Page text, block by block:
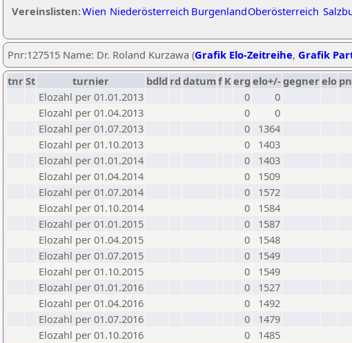
Vereinslisten:Wien Niederösterreich BurgenlandOberösterreich
Pnr:127515 Name: Dr. Roland Kurzawa (Grafik Elo-Zeitreihe, Grafik
tnrSt turnier bdld rd datumf Kerg elo+/-gegnerelo
Elozahl per 01.01.2013
0
0
Elozahl per 01.04.2013
0
0
Elozahl per 01.07.2013
0
1364
Elozahl per 01.10.2013
0
1403
Elozahl per 01.01.2014
0
1403
Elozahl per 01.04.2014
0
1509
Elozahl per 01.07.2014
0
1572
Elozahl per 01.10.2014
0
1584
Elozahl per 01.01.2015
0
1587
Elozahl per 01.04.2015
0
1548
Elozahl per 01.07.2015
0
1549
Elozahl per 01.10.2015
0
1549
Elozahl per 01.01.2016
0
1527
Elozahl per 01.04.2016
0
1492
Elozahl per 01.07.2016
0
1479
Elozahl per 01.10.2016
0
1485